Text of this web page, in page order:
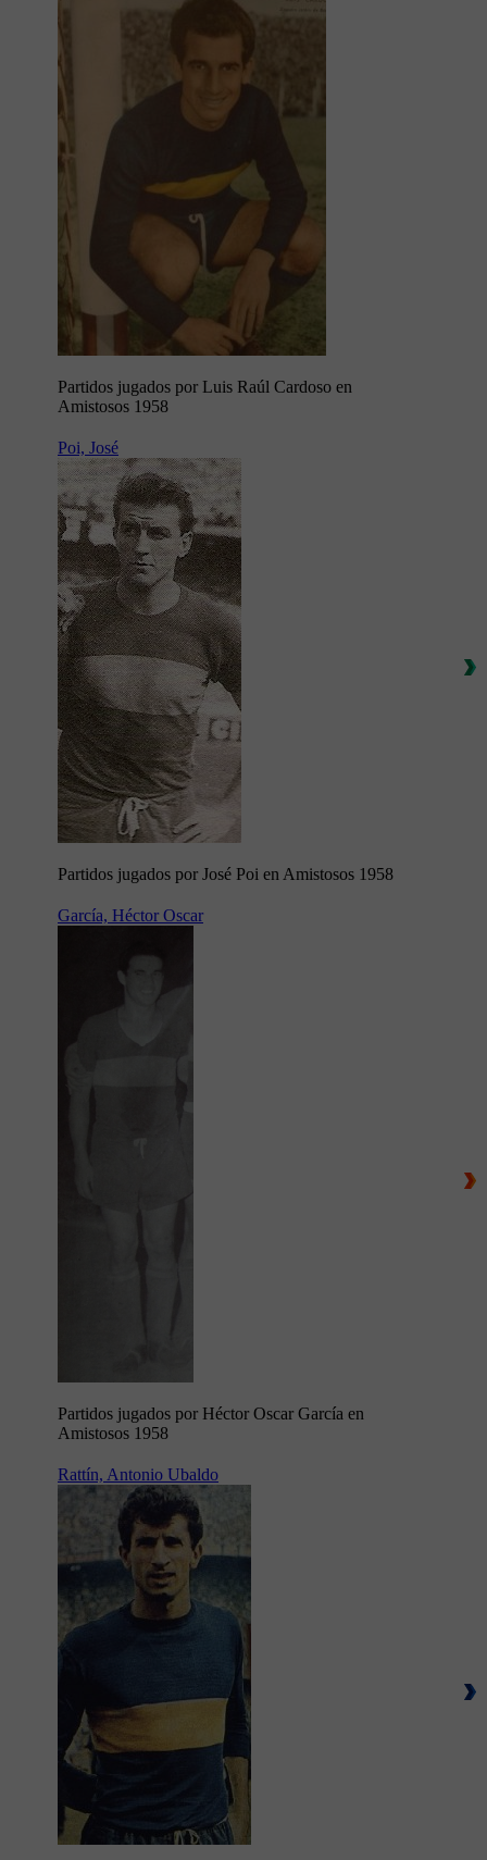
Partidos jugados por Luis Raúl Cardoso en
Amistosos 1958
Poi, José
Partidos jugados por José Poi en Amistosos 1958
García, Héctor Oscar
Partidos jugados por Héctor Oscar García en
Amistosos 1958
Rattín, Antonio Ubaldo